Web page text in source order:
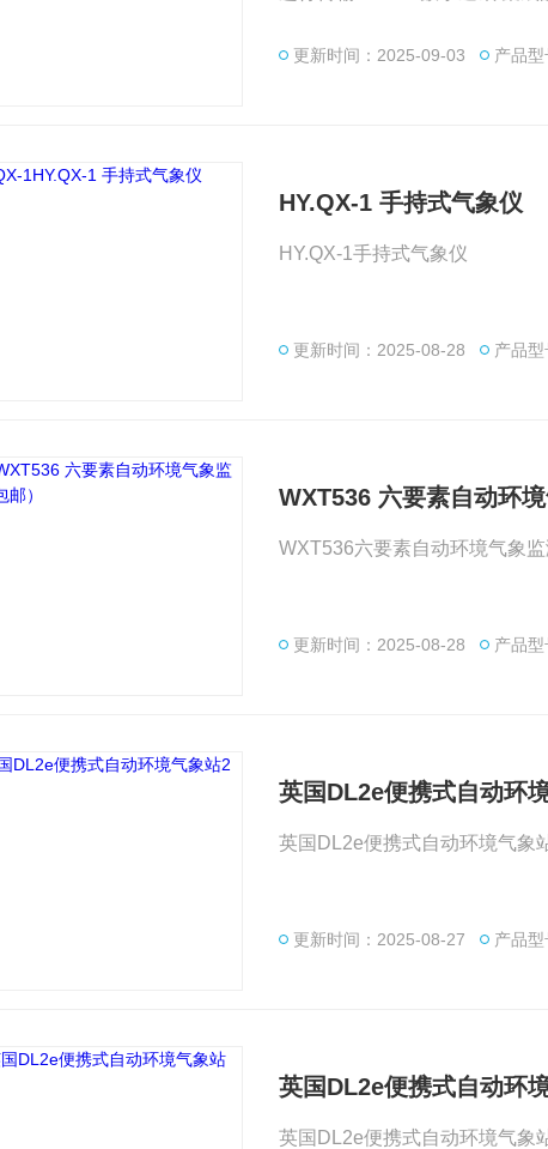
更新时间：2025-09-03 产品型
HY.QX-1 手持式气象仪
HY.QX-1手持式气象仪
更新时间：2025-08-28 产品型
WXT536 六要素自动环
WXT536六要素自动环境气象监
更新时间：2025-08-28 产品
英国DL2e便携式自动环
英国DL2e便携式自动环境气象
更新时间：2025-08-27 产品
英国DL2e便携式自动环
英国DL2e便携式自动环境气象